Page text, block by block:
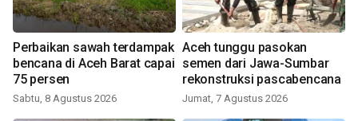
Perbaikan sawah terdampak
bencana di Aceh Barat capai
75 persen
Sabtu, 8 Agustus 2026
Aceh tunggu pasokan
semen dari Jawa-Sumbar
rekonstruksi pascabencana
Jumat, 7 Agustus 2026